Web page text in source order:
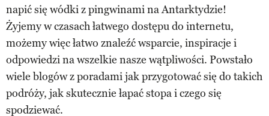
napić się wódki z pingwinami na Antarktydzie!
Żyjemy w czasach łatwego dostępu do internetu,
możemy więc łatwo znaleźć wsparcie, inspiracje i
odpowiedzi na wszelkie nasze wątpliwości. Powstało
wiele blogów z poradami jak przygotować się do takich
podróży, jak skutecznie łapać stopa i czego się
spodziewać.